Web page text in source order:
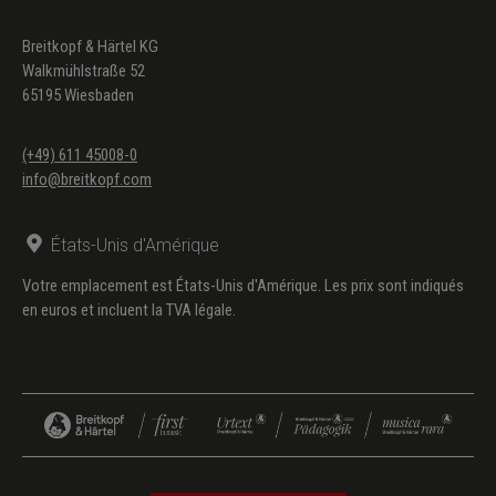
Breitkopf & Härtel KG
Walkmühlstraße 52
65195 Wiesbaden
(+49) 611 45008-0
info@breitkopf.com
États-Unis d'Amérique
Votre emplacement est États-Unis d'Amérique. Les prix sont indiqués
en euros et incluent la TVA légale.